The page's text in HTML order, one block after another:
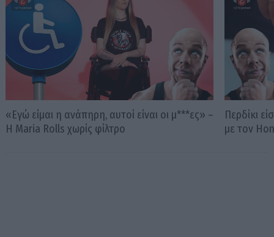
«Εγώ είμαι η ανάπηρη, αυτοί είναι οι μ***ες» –
Η Maria Rolls χωρίς φίλτρο
Περδίκι
με τον